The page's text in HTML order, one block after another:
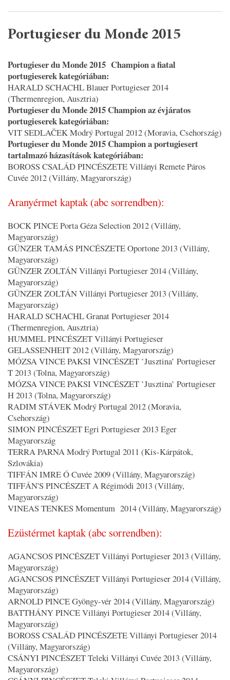
Portugieser du Monde 2015
Portugieser du Monde 2015 Champion a fiatal
portugieserek kategóriában:
HARALD SCHACHL Blauer Portugieser 2014
(Thermenregion, Ausztria)
Portugieser du Monde 2015 Champion az évjáratos
portugieserek kategóriában:
VIT SEDLAČEK Modrý Portugal 2012 (Moravia, Csehország)
Portugieser du Monde 2015 Champion a portugiesert
tartalmazó házasítások kategóriában:
BOROSS CSALÁD PINCÉSZETE Villányi Remete Páros
Cuvée 2012 (Villány, Magyarország)
Aranyérmet kaptak (abc sorrendben):
BOCK PINCE Porta Géza Selection 2012 (Villány,
Magyarország)
GÜNZER TAMÁS PINCÉSZETE Oportone 2013 (Villány,
Magyarország)
GÜNZER ZOLTÁN Villányi Portugieser 2014 (Villány,
Magyarország)
GÜNZER ZOLTÁN Villányi Portugieser 2013 (Villány,
Magyarország)
HARALD SCHACHL Granat Portugieser 2014
(Thermenregion, Ausztria)
HUMMEL PINCÉSZET Villányi Portugieser
GELASSENHEIT 2012 (Villány, Magyarország)
MÓZSA VINCE PAKSI VINCÉSZET ’Jusztina’ Portugieser
T 2013 (Tolna, Magyarország)
MÓZSA VINCE PAKSI VINCÉSZET ’Jusztina’ Portugieser
H 2013 (Tolna, Magyarország)
RADIM STÁVEK Modrý Portugal 2012 (Moravia,
Csehország)
SIMON PINCÉSZET Egri Portugieser 2013 Eger
Magyarország
TERRA PARNA Modrý Portugal 2011 (Kis-Kárpátok,
Szlovákia)
TIFFÁN IMRE Ó Cuvée 2009 (Villány, Magyarország)
TIFFÁN'S PINCÉSZET A Régimódi 2013 (Villány,
Magyarország)
VINEAS TENKES Momentum 2014 (Villány, Magyarország)
Ezüstérmet kaptak (abc sorrendben):
AGANCSOS PINCÉSZET Villányi Portugieser 2013 (Villány,
Magyarország)
AGANCSOS PINCÉSZET Villányi Portugieser 2014 (Villány,
Magyarország)
ARNOLD PINCE Gyöngy-vér 2014 (Villány, Magyarország)
BATTHÁNY PINCE Villányi Portugieser 2014 (Villány,
Magyarország)
BOROSS CSALÁD PINCÉSZETE Villányi Portugieser 2014
(Villány, Magyarország)
CSÁNYI PINCÉSZET Teleki Villányi Cuvée 2013 (Villány,
Magyarország)